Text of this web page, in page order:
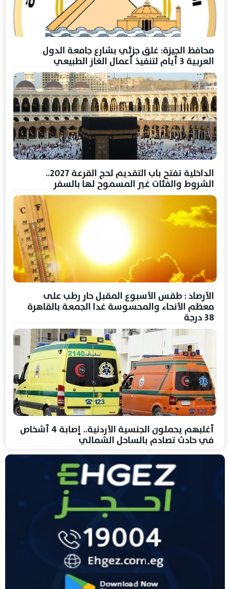
محافظ الجيزة: غلق جزئي بشارع جامعة الدول
العربية 3 أيام لتنفيذ أعمال الغاز الطبيعي
الداخلية تفتح باب التقديم لحج القرعة 2027..
الشروط والفئات غير المسموح لها بالسفر
الأرصاد : طقس الأسبوع المقبل حار رطب على
معظم الأنحاء والمحسوسة غدا الجمعة بالقاهرة
38 درجة
أغلبهم يحملون الجنسية الأردنية.. إصابة 4 أشخاص
في حادث تصادم بالساحل الشمالي